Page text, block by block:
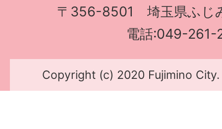
〒356-8501 埼玉県ふじ
電話:049-261-
Copyright (c) 2020 Fujimino